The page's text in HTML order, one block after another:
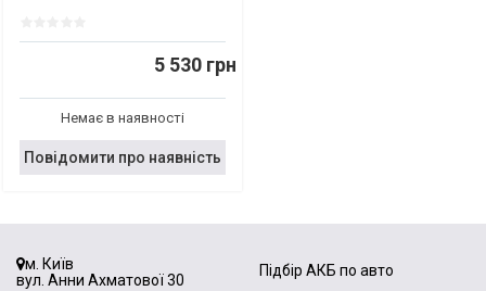
5 530 грн
Немає в наявності
Повідомити про наявність
м. Київ
вул. Анни Ахматової 30
Підбір АКБ по авто